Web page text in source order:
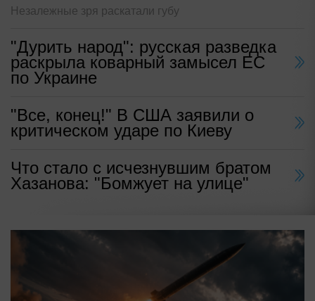
Незалежные зря раскатали губу
"Дурить народ": русская разведка
раскрыла коварный замысел ЕС
по Украине
"Все, конец!" В США заявили о
критическом ударе по Киеву
Что стало с исчезнувшим братом
Хазанова: "Бомжует на улице"